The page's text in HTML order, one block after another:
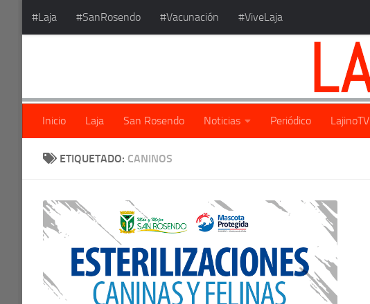
Saltar al contenido
#Laja #SanRosendo #Vacunación #ViveLaja
Inicio Laja San Rosendo Noticias Periódico LajinoTV
ETIQUETADO: CANINOS